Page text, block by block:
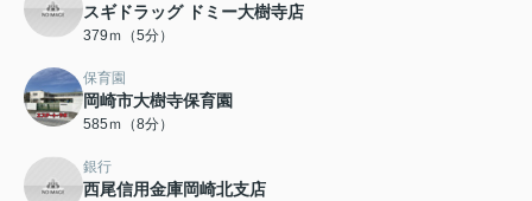
スギドラッグ ドミー大樹寺店
379ｍ（5分）
保育園
岡崎市大樹寺保育園
585ｍ（8分）
銀行
西尾信用金庫岡崎北支店